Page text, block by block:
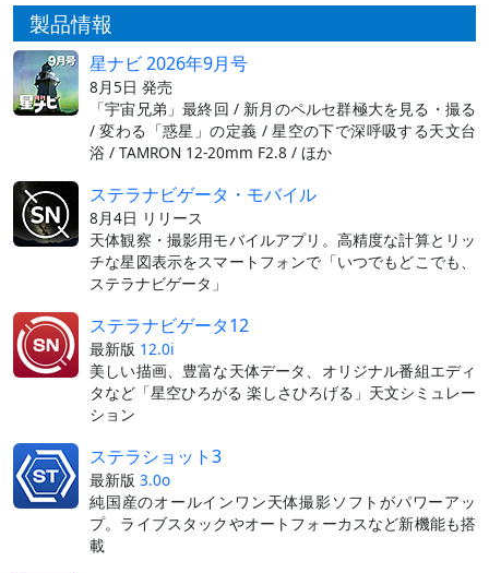
製品情報
星ナビ 2026年9月号
8月5日 発売
「宇宙兄弟」最終回 / 新月のペルセ群極大を見る・撮る
/ 変わる「惑星」の定義 / 星空の下で深呼吸する天文台
浴 / TAMRON 12-20mm F2.8 / ほか
ステラナビゲータ・モバイル
8月4日 リリース
天体観察・撮影用モバイルアプリ。高精度な計算とリッ
チな星図表示をスマートフォンで「いつでもどこでも、
ステラナビゲータ」
ステラナビゲータ12
最新版 12.0i
美しい描画、豊富な天体データ、オリジナル番組エディ
タなど「星空ひろがる 楽しさひろげる」天文シミュレー
ション
ステラショット3
最新版 3.0o
純国産のオールインワン天体撮影ソフトがパワーアッ
プ。ライブスタックやオートフォーカスなど新機能も搭
載